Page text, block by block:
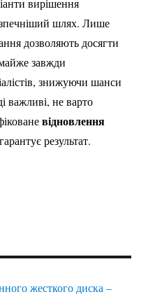
вирішення
шлях. Лише
дозволяють досягти
майже завжди
знижуючи шанси
важливі, не варто
відновлення
гарантує результат.
жесткого диска –